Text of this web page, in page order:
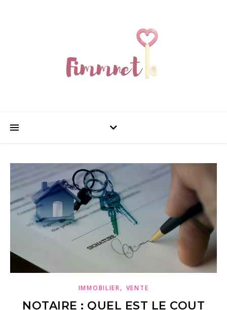
IMMOBILIER, VENTE
NOTAIRE : QUEL EST LE COUT